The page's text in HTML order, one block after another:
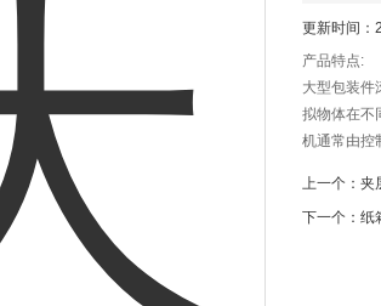
更新时间：
产品特点:
大型包装件
拟物体在不
机通常由控
上一个： 夹
下一个： 纸